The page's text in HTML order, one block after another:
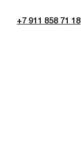
+7 911 858 71 18